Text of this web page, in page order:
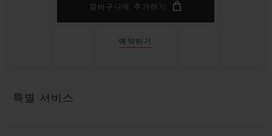
장바구니에 추가하기
예약하기
특별 서비스